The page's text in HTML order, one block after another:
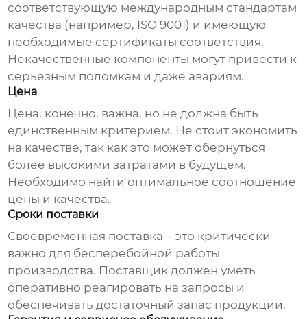
соответствующую международным стандартам
качества (например, ISO 9001) и имеющую
необходимые сертификаты соответствия.
Некачественные компоненты могут привести к
серьезным поломкам и даже авариям.
Цена
Цена, конечно, важна, но не должна быть
единственным критерием. Не стоит экономить
на качестве, так как это может обернуться
более высокими затратами в будущем.
Необходимо найти оптимальное соотношение
цены и качества.
Сроки поставки
Своевременная поставка – это критически
важно для бесперебойной работы
производства. Поставщик должен уметь
оперативно реагировать на запросы и
обеспечивать достаточный запас продукции.